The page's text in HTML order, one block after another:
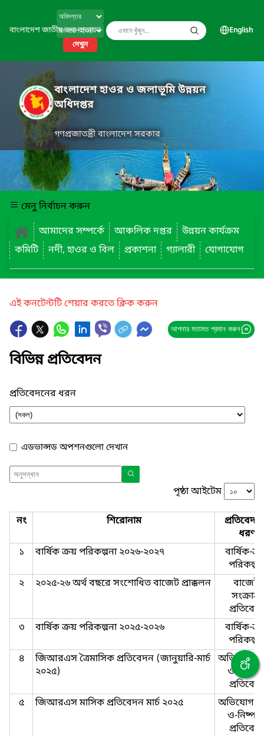
বাংলাদেশ জাতীয় তথ্য বাতায়ন
দেখুন
English
বাংলাদেশ হাওর ও জলাভূমি উন্নয়ন
অধিদপ্তর
গণপ্রজাতন্ত্রী বাংলাদেশ সরকার
মেনু নির্বাচন করুন
আমাদের সম্পর্কে
আঞ্চলিক দপ্তর
উন্নয়ন কার্যক্রম
কমিটি
নদী, হাওর ও বিল প্রকাশনা গ্যালারী যোগাযোগ
এই কনটেন্টটি শেয়ার করতে ক্লিক করুন
আপনার মতামত প্রদান করুন
বিভিন্ন প্রতিবেদন
প্রতিবেদনের ধরন
এডভান্সড অপশনগুলো দেখান
পৃষ্ঠা আইটেম
নং শিরোনাম
ধরণ
১
বার্ষিক ক্রয় পরিকল্পনা ২০২৬-২০২৭
বার্ষিক-
২
২০২৫-২৬ অর্থ বছরে সংশোধিত বাজেট প্রাক্কলন
বাজেট-
সংক্রান্ত-
৩
বার্ষিক ক্রয় পরিকল্পনা ২০২৫-২০২৬
বার্ষিক-
৪
জিআরএস ত্রৈমাসিক প্রতিবেদন (জানুয়ারি-মার্চ
২০২৫)
অভিযোগ-
ও-
৫
জিআরএস মাসিক প্রতিবেদন মার্চ ২০২৫
অভিযোগ-
ও-